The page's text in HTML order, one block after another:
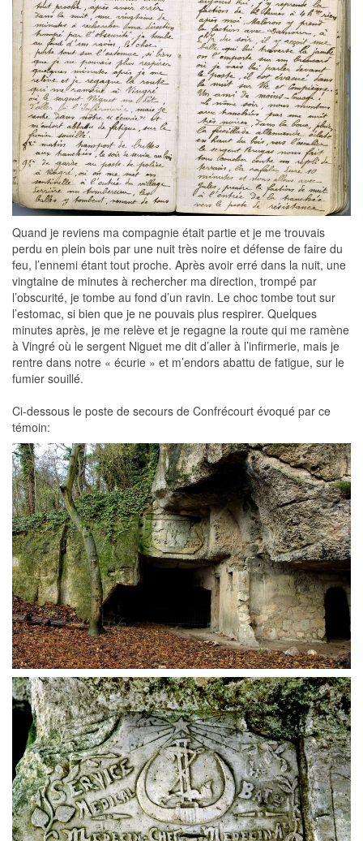
Quand je reviens ma compagnie était partie et je me trouvais
perdu en plein bois par une nuit très noire et défense de faire du
feu, l’ennemi étant tout proche. Après avoir erré dans la nuit, une
vingtaine de minutes à rechercher ma direction, trompé par
l’obscurité, je tombe au fond d’un ravin. Le choc tombe tout sur
l’estomac, si bien que je ne pouvais plus respirer. Quelques
minutes après, je me relève et je regagne la route qui me ramène
à Vingré où le sergent Niguet me dit d’aller à l’infirmerie, mais je
rentre dans notre « écurie » et m’endors abattu de fatigue, sur le
fumier souillé.
Ci-dessous le poste de secours de Confrécourt évoqué par ce
témoin: